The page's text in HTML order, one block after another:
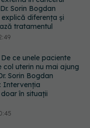
De ce unele paciente
uterin nu mai ajung
Sorin Bogdan
Intervenția
în situații
după un nou caz
Anzi, singura tulpină
de la om la om